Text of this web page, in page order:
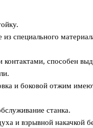
специального
способен
и боковой отжим
станка.
и взрывной накачкой